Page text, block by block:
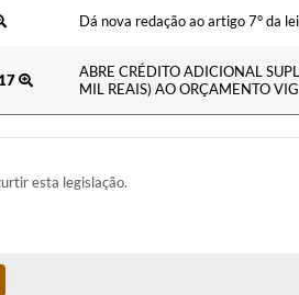
Dá nova redação ao artigo 7° da
ABRE CRÉDITO ADICIONAL
MIL REAIS) AO ORÇAMENTO
esta legislação.